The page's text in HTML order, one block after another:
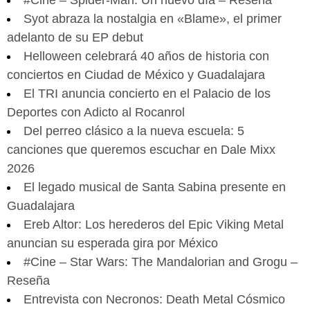
Syot abraza la nostalgia en «Blame», el primer
adelanto de su EP debut
Helloween celebrará 40 años de historia con
conciertos en Ciudad de México y Guadalajara
El TRI anuncia concierto en el Palacio de los
Deportes con Adicto al Rocanrol
Del perreo clásico a la nueva escuela: 5
canciones que queremos escuchar en Dale Mixx
2026
El legado musical de Santa Sabina presente en
Guadalajara
Ereb Altor: Los herederos del Epic Viking Metal
anuncian su esperada gira por México
#Cine – Star Wars: The Mandalorian and Grogu –
Reseña
Entrevista con Necronos: Death Metal Cósmico